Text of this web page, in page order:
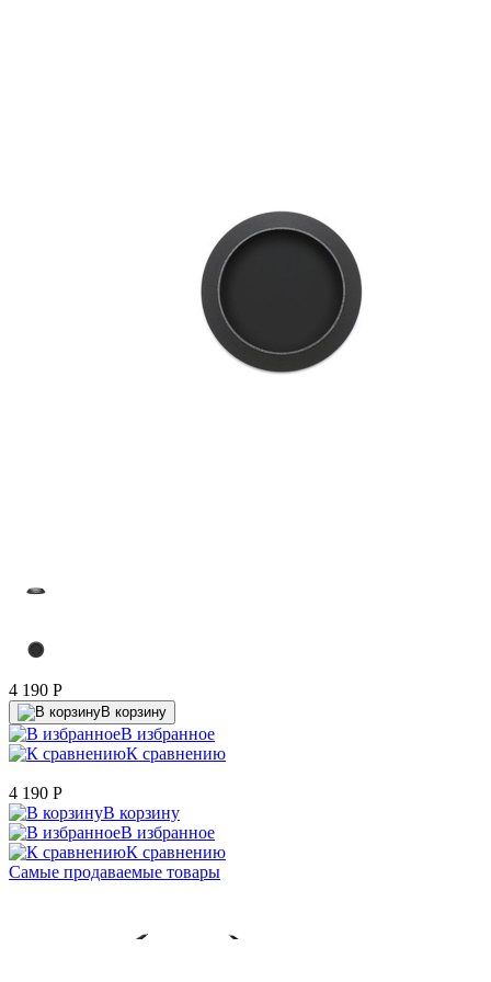
4 190 P
В корзину
В избранное
К сравнению
4 190 P
В корзину
В избранное
К сравнению
Самые продаваемые товары